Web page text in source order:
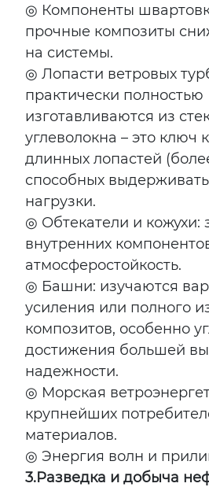
◎ Компоненты
прочные композиты
на системы.
◎ Лопасти ветровых
практически полностью
изготавливаются из
углеволокна – это ключ
длинных лопастей
способных
нагрузки.
◎ Обтекатели и кожухи:
внутренних
атмосферостойкость.
◎ Башни: изучаются
усиления или полного
композитов, особенно
достижения большей
надежности.
◎ Морская
крупнейших
материалов.
◎ Энергия волн и
3.Разведка и добыча